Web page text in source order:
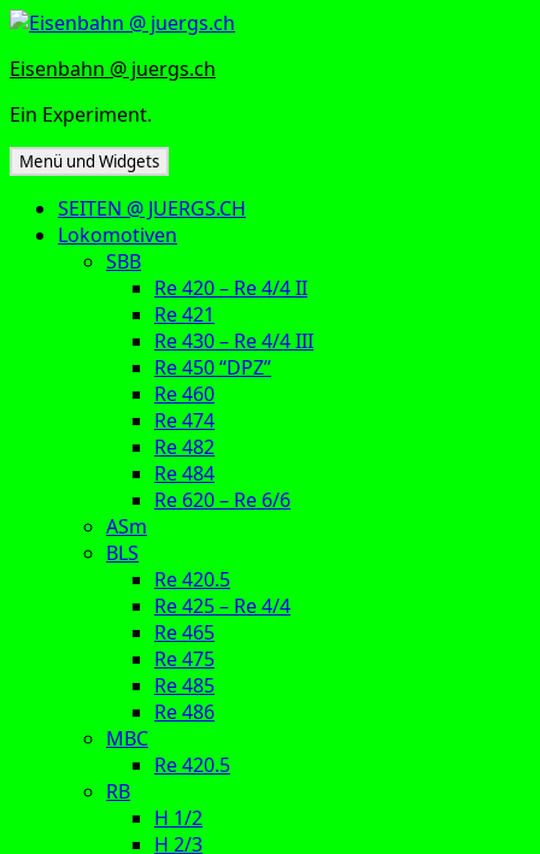
Zum
springen
Eisenbahn @ juergs.ch
Ein Experiment.
Menü und Widgets
SEITEN @ JUERGS.CH
Lokomotiven
SBB
Re 420 – Re 4/4 II
Re 421
Re 430 – Re 4/4 III
Re 450 “DPZ”
Re 460
Re 474
Re 482
Re 484
Re 620 – Re 6/6
ASm
BLS
Re 420.5
Re 425 – Re 4/4
Re 465
Re 475
Re 485
Re 486
MBC
Re 420.5
RB
H 1/2
H 2/3